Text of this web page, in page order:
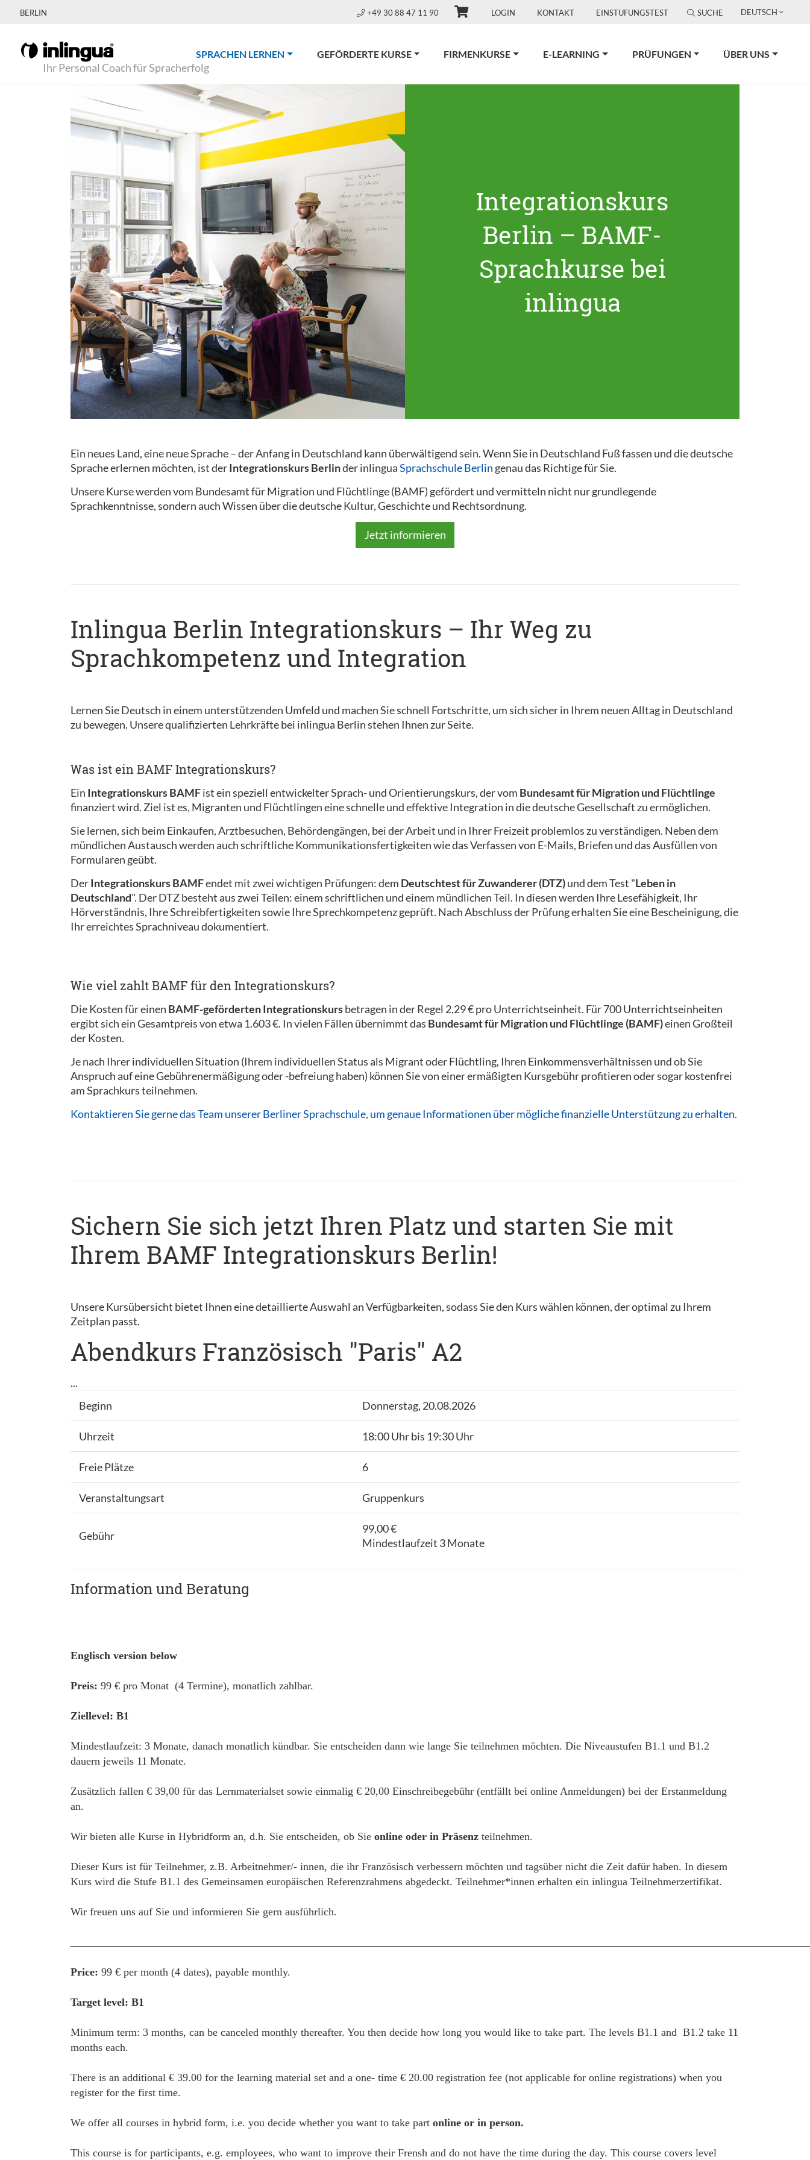
BERLIN +49 30 88 47 11 90 LOGIN KONTAKT EINSTUFUNGSTEST SUCHE DEUTSCH
Ihr Personal Coach für Spracherfolg
SPRACHEN LERNEN(CURRENT)GEFÖRDERTE KURSE FIRMENKURSE E-LEARNING PRÜFUNGEN ÜBER UNS
Integrationskurs
Berlin – BAMF-
Sprachkurse bei
inlingua
Ein neues Land, eine neue Sprache – der Anfang in Deutschland kann überwältigend sein. Wenn Sie in Deutschland Fuß fassen und die deutsche
Sprache erlernen möchten, ist derIntegrationskurs Berlinder inlinguaSprachschule Berlin genau das Richtige für Sie.
Unsere Kurse werden vom Bundesamt für Migration und Flüchtlinge (BAMF) gefördert und vermitteln nicht nur grundlegende
Sprachkenntnisse, sondern auch Wissen über die deutsche Kultur, Geschichte und Rechtsordnung.
Jetzt informieren
Inlingua Berlin Integrationskurs – Ihr Weg zu
Sprachkompetenz und Integration
Lernen Sie Deutsch in einem unterstützenden Umfeld und machen Sie schnell Fortschritte, um sich sicher in Ihrem neuen Alltag in Deutschland
zu bewegen. Unsere qualifizierten Lehrkräfte bei inlingua Berlin stehen Ihnen zur Seite.
Was ist ein BAMF Integrationskurs?
Ein Integrationskurs BAMFist ein speziell entwickelter Sprach- und Orientierungskurs, der vom Bundesamt für Migration und Flüchtlinge
finanziert wird. Ziel ist es, Migranten und Flüchtlingen eine schnelle und effektive Integration in die deutsche Gesellschaft zu ermöglichen.
Sie lernen, sich beim Einkaufen, Arztbesuchen, Behördengängen, bei der Arbeit und in Ihrer Freizeit problemlos zu verständigen. Neben dem
mündlichen Austausch werden auch schriftliche Kommunikationsfertigkeiten wie das Verfassen von E-Mails, Briefen und das Ausfüllen von
Formularen geübt.
DerIntegrationskurs BAMFendet mit zwei wichtigen Prüfungen: dem Deutschtest für Zuwanderer (DTZ)und dem Test "Leben in
Deutschland". Der DTZ besteht aus zwei Teilen: einem schriftlichen und einem mündlichen Teil. In diesen werden Ihre Lesefähigkeit, Ihr
Hörverständnis, Ihre Schreibfertigkeiten sowie Ihre Sprechkompetenz geprüft. Nach Abschluss der Prüfung erhalten Sie eine Bescheinigung, die
Ihr erreichtes Sprachniveau dokumentiert.
Wie viel zahlt BAMF für den Integrationskurs?
Die Kosten für einen BAMF-geförderten Integrationskursbetragen in der Regel 2,29 € pro Unterrichtseinheit. Für 700 Unterrichtseinheiten
ergibt sich ein Gesamtpreis von etwa 1.603 €. In vielen Fällen übernimmt das Bundesamt für Migration und Flüchtlinge (BAMF)einen Großteil
der Kosten.
Je nach Ihrer individuellen Situation (Ihrem individuellen Status als Migrant oder Flüchtling, Ihren Einkommensverhältnissen und ob Sie
Anspruch auf eine Gebührenermäßigung oder -befreiung haben) können Sie von einer ermäßigten Kursgebühr profitieren oder sogar kostenfrei
am Sprachkurs teilnehmen.
Kontaktieren Sie gerne das Team unserer Berliner Sprachschule, um genaue Informationen über mögliche finanzielle Unterstützung zu erhalten.
Sichern Sie sich jetzt Ihren Platz und starten Sie mit
Ihrem BAMF Integrationskurs Berlin!
Unsere Kursübersicht bietet Ihnen eine detaillierte Auswahl an Verfügbarkeiten, sodass Sie den Kurs wählen können, der optimal zu Ihrem
Zeitplan passt.
Abendkurs Französisch "Paris" A2
...
Beginn
Donnerstag, 20.08.2026
Uhrzeit 18:00 Uhr bis 19:30 Uhr
Freie Plätze 6
Veranstaltungsart Gruppenkurs
Gebühr
99,00 €
Mindestlaufzeit 3 Monate
Information und Beratung
Englisch version below
Preis: 99 € pro Monat (4 Termine), monatlich zahlbar.
Ziellevel: B1
Mindestlaufzeit: 3 Monate, danach monatlich kündbar. Sie entscheiden dann wie lange Sie teilnehmen möchten. Die Niveaustufen B1.1 und B1.2
dauern jeweils 11 Monate.
Zusätzlich fallen € 39,00 für das Lernmaterialset sowie einmalig € 20,00 Einschreibegebühr (entfällt bei online Anmeldungen) bei der Erstanmeldung
an.
Wir bieten alle Kurse in Hybridform an, d.h. Sie entscheiden, ob Sie online oder in Präsenz teilnehmen.
Dieser Kurs ist für Teilnehmer, z.B. Arbeitnehmer/- innen, die ihr Französisch verbessern möchten und tagsüber nicht die Zeit dafür haben. In diesem
Kurs wird die Stufe B1.1 des Gemeinsamen europäischen Referenzrahmens abgedeckt. Teilnehmer*innen erhalten ein inlingua Teilnehmerzertifikat.
Wir freuen uns auf Sie und informieren Sie gern ausführlich.
Price: 99 € per month (4 dates), payable monthly.
Target level: B1
Minimum term: 3 months, can be canceled monthly thereafter. You then decide how long you would like to take part. The levels B1.1 and B1.2 take 11
months each.
There is an additional € 39.00 for the learning material set and a one- time € 20.00 registration fee (not applicable for online registrations) when you
register for the first time.
We offer all courses in hybrid form, i.e. you decide whether you want to take part online or in person.
This course is for participants, e.g. employees, who want to improve their Frensh and do not have the time during the day. This course covers level